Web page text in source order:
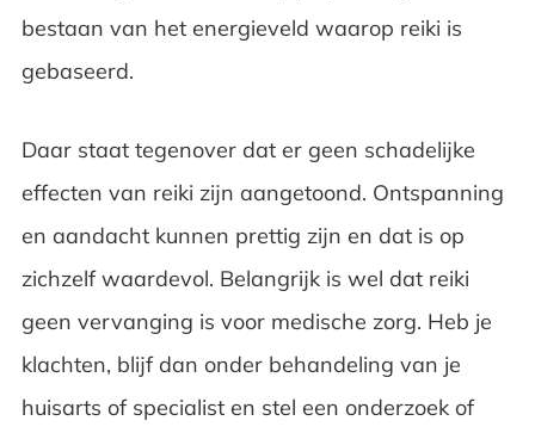
bestaan van het energieveld waarop reiki is
gebaseerd.
Daar staat tegenover dat er geen schadelijke
effecten van reiki zijn aangetoond. Ontspanning
en aandacht kunnen prettig zijn en dat is op
zichzelf waardevol. Belangrijk is wel dat reiki
geen vervanging is voor medische zorg. Heb je
klachten, blijf dan onder behandeling van je
huisarts of specialist en stel een onderzoek of